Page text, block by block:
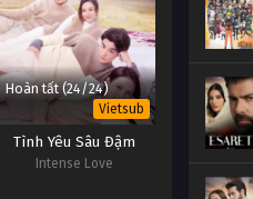
Hoàn tất (24/24)
Vietsub
Tình Yêu Sâu Đậm
Intense Love